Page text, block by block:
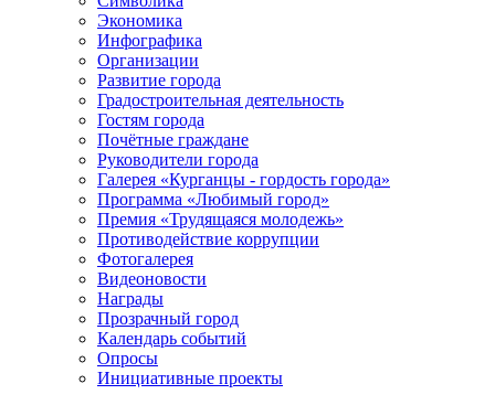
Экономика
Инфографика
Организации
Развитие города
Градостроительная деятельность
Гостям города
Почётные граждане
Руководители города
Галерея «Курганцы - гордость города»
Программа «Любимый город»
Премия «Трудящаяся молодежь»
Противодействие коррупции
Фотогалерея
Видеоновости
Награды
Прозрачный город
Календарь событий
Опросы
Инициативные проекты